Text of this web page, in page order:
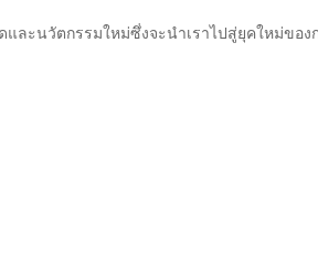
ละนวัตกรรมใหม่ซึ่งจะนำเราไปสู่ยุคใหม่ขอ